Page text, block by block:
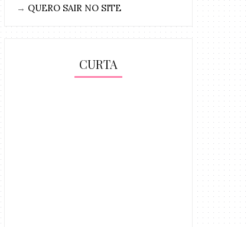
→ QUERO SAIR NO SITE
CURTA